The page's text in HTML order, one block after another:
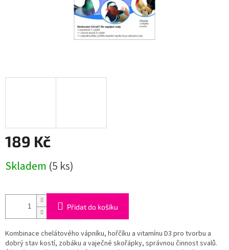
189 Kč
cena:
Skladem (5 ks)
Přidat do košíku
Kombinace chelátového vápníku, hořčíku a vitamínu D3 pro tvorbu a
dobrý stav kostí, zobáku a vaječné skořápky, správnou činnost svalů.